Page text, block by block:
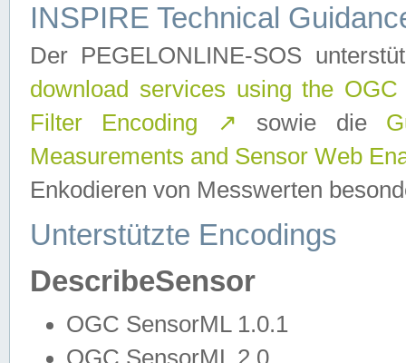
INSPIRE Technical
Der PEGELONLINE-SOS
download services using the
Filter Encoding
↗ sowie die
Measurements and Sensor Web
Enkodieren von Messwerten
Unterstützte Encodings
DescribeSensor
OGC SensorML 1.0.1
OGC SensorML 2.0